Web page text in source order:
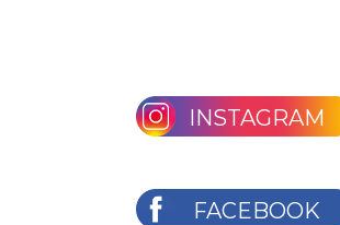
INSTAGRAM
FACEBOOK